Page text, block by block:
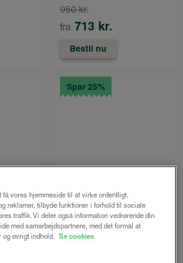
fra 713 kr.
950 kr.
Bestil nu
LUX
Spar 25%
vores hjemmeside til at virke ordentligt,
reklamer, tilbyde funktioner i forhold til sociale
traffik. Vi deler også information vedrørende din
med samarbejdspartnere, med det formål at
øvrigt indhold. Se cookies